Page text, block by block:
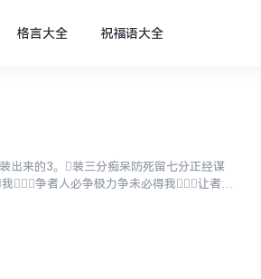
格言大全 祝福语大全
出来的3。装三分痴呆防死留七分正经谋
争者人必争极力争未必得我让者人